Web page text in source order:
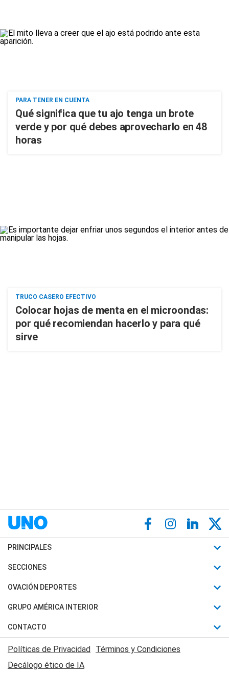
PARA TENER EN CUENTA
Qué significa que tu ajo tenga un brote
verde y por qué debes aprovecharlo en 48
horas
TRUCO CASERO EFECTIVO
Colocar hojas de menta en el microondas:
por qué recomiendan hacerlo y para qué
sirve
PRINCIPALES
Últimas Noticias
Política
Judiciales
Economia
SECCIONES
Horóscopo
Motores
Trucos caseros
Series y Películas
Edictos y Solicitadas
OVACIÓN DEPORTES
Fútbol
Mundial
Automovilismo
Rugby
GRUPO AMÉRICA INTERIOR
Canal 7 en Vivo
CONTACTO
Acerca de Nosotros
Contactanos
Políticas de Privacidad Términos y Condiciones
Decálogo ético de IA